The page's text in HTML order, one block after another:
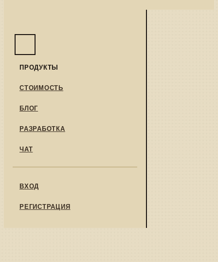
ПРОДУКТЫ
СТОИМОСТЬ
БЛОГ
РАЗРАБОТКА
ЧАТ
ВХОД
РЕГИСТРАЦИЯ